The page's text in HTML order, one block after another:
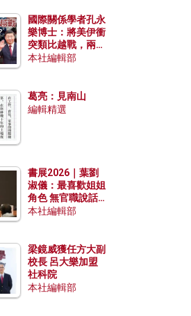
國際關係學者孔永
樂博士：將美伊衝
突類比越戰，兩者
有何異同？中國崛
本社編輯部
葛亮：見南山
編輯精選
書展2026｜葉劉
淑儀：最喜歡姐姐
角色 無官職說話
包袱少
本社編輯部
梁鏡威獲任方大副
校長 呂大樂加盟
社科院
本社編輯部